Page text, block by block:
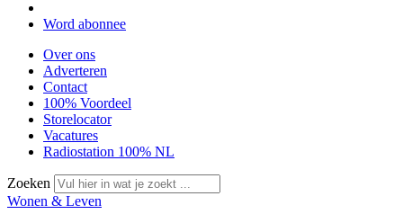
Word abonnee
Over ons
Adverteren
Contact
100% Voordeel
Storelocator
Vacatures
Radiostation 100% NL
Zoeken
Wonen & Leven